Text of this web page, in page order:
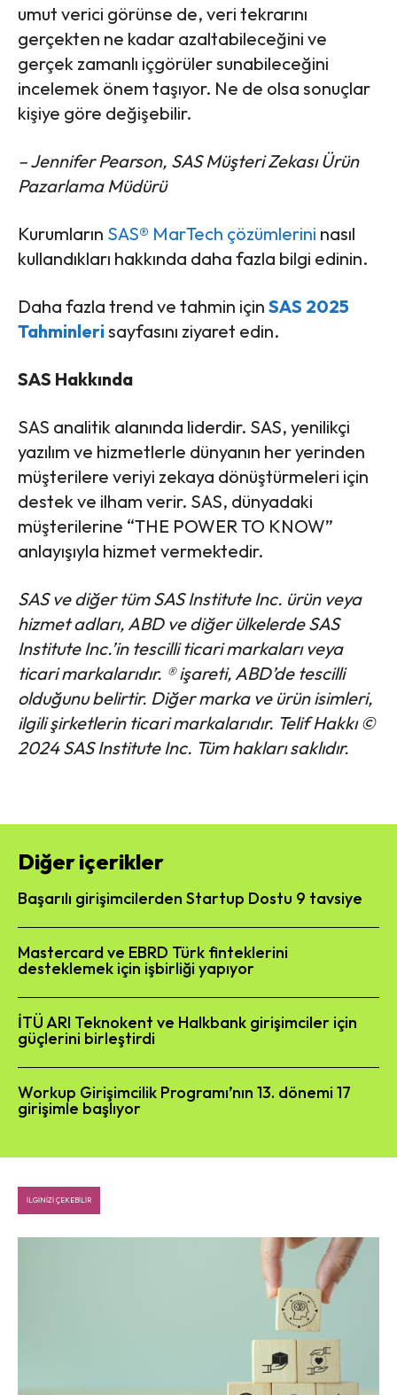
umut verici görünse de, veri tekrarını
gerçekten ne kadar azaltabileceğini ve
gerçek zamanlı içgörüler sunabileceğini
incelemek önem taşıyor. Ne de olsa sonuçlar
kişiye göre değişebilir.
– Jennifer Pearson, SAS Müşteri Zekası Ürün
Pazarlama Müdürü
Kurumların SAS® MarTech çözümlerini nasıl
kullandıkları hakkında daha fazla bilgi edinin.
Daha fazla trend ve tahmin için SAS 2025
Tahminlerisayfasını ziyaret edin.
SAS Hakkında
SAS analitik alanında liderdir. SAS, yenilikçi
yazılım ve hizmetlerle dünyanın her yerinden
müşterilere veriyi zekaya dönüştürmeleri için
destek ve ilham verir. SAS, dünyadaki
müşterilerine “THE POWER TO KNOW”
anlayışıyla hizmet vermektedir.
SAS ve diğer tüm SAS Institute Inc. ürün veya
hizmet adları, ABD ve diğer ülkelerde SAS
Institute Inc.’in tescilli ticari markaları veya
ticari markalarıdır. ® işareti, ABD’de tescilli
olduğunu belirtir. Diğer marka ve ürün isimleri,
ilgili şirketlerin ticari markalarıdır. Telif Hakkı ©
2024 SAS Institute Inc. Tüm hakları saklıdır.
Diğer içerikler
Başarılı girişimcilerden Startup Dostu 9 tavsiye
Mastercard ve EBRD Türk finteklerini
desteklemek için işbirliği yapıyor
İTÜ ARI Teknokent ve Halkbank girişimciler için
güçlerini birleştirdi
Workup Girişimcilik Programı’nın 13. dönemi 17
girişimle başlıyor
İLGINIZI ÇEKEBILIR